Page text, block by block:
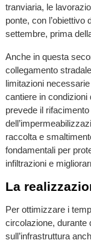
tranviaria, le
ponte, con l’obiettivo
settembre, prima
Anche in questa
collegamento
limitazioni
cantiere in condizioni
prevede il
raccolta e
fondamentali per
infiltrazioni e
La
Per ottimizzare i
circolazione, durante
sull’infrastruttura